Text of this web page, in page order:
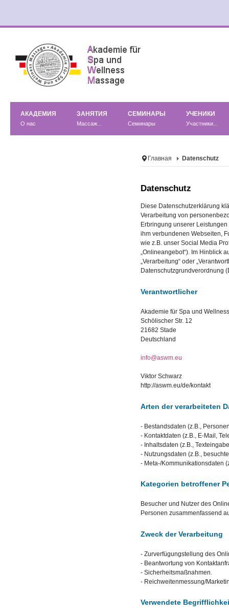
АКАДЕМИЯ
О нас
ЗАНЯТИЯ
Массаж...
СЕМИНАРЫ
Семинары
УЧЕНИКИ
Участники...
Главная Datenschutz
Datenschutz
Diese Datenschutzerklärung
Verarbeitung von
Erbringung unserer
ihm verbundenen Webseiten,
wie z.B. unser Social Media
„Onlineangebot“). Im Hinblick
„Verarbeitung“ oder
Datenschutzgrundverordnung
Verantwortlicher
Akademie für Spa und
Schölischer Str. 12
21682 Stade
Deutschland
info@aswm.eu
Viktor Schwarz
http://aswm.eu/de/kontakt
Arten der verarbeiteten
- Bestandsdaten (z.B.,
- Kontaktdaten (z.B., E-Mail,
- Inhaltsdaten (z.B.,
- Nutzungsdaten (z.B.,
- Meta-/Kommunikationsdaten
Kategorien betroffener
Besucher und Nutzer des
Personen zusammenfassend
Zweck der Verarbeitung
- Zurverfügungstellung des
- Beantwortung von
- Sicherheitsmaßnahmen.
- Reichweitenmessung/
Verwendete